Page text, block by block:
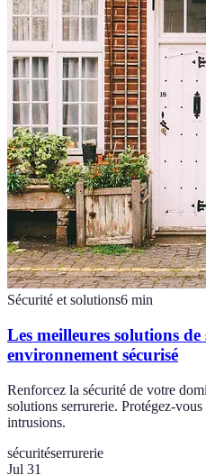
Sécurité et solutions6 min
Les meilleures solutions
environnement sécurisé
Renforcez la sécurité de votre
solutions serrurerie. Protégez-
intrusions.
sécuritéserrurerie
Jul 31